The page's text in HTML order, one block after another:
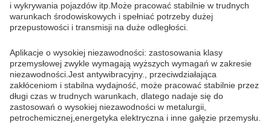
i wykrywania pojazdów itp.Może pracować stabilnie w trudnych
warunkach środowiskowych i spełniać potrzeby dużej
przepustowości i transmisji na duże odległości.
Aplikacje o wysokiej niezawodności: zastosowania klasy
przemysłowej zwykle wymagają wyższych wymagań w zakresie
niezawodności.Jest antywibracyjny., przeciwdziałająca
zakłóceniom i stabilna wydajność, może pracować stabilnie przez
długi czas w trudnych warunkach, dlatego nadaje się do
zastosowań o wysokiej niezawodności w metalurgii,
petrochemicznej,energetyka elektryczna i inne gałęzie przemysłu.